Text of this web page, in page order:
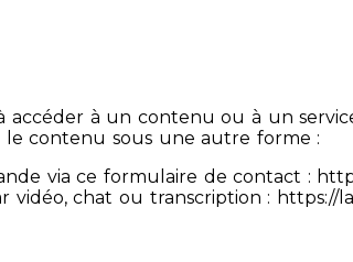
à accéder à un contenu ou à un
le contenu sous une autre forme :
via ce formulaire de contact :
vidéo, chat ou transcription : https://